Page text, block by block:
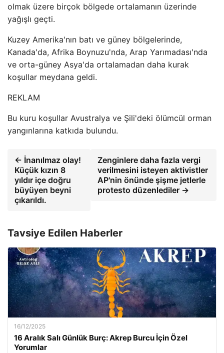
olmak üzere birçok bölgede ortalamanın üzerinde
yağışlı geçti.
Kuzey Amerika'nın batı ve güney bölgelerinde,
Kanada'da, Afrika Boynuzu'nda, Arap Yarımadası'nda
ve orta-güney Asya'da ortalamadan daha kurak
koşullar meydana geldi.
REKLAM
Bu kuru koşullar Avustralya ve Şili'deki ölümcül orman
yangınlarına katkıda bulundu.
← İnanılmaz olay!
Küçük kızın 8
yıldır içe doğru
büyüyen beyni
çıkarıldı.
Zenginlere daha fazla vergi
verilmesini isteyen aktivistler
AP'nin önünde şişme jetlerle
protesto düzenlediler →
Tavsiye Edilen Haberler
16/12/2025
16 Aralık Salı Günlük Burç: Akrep Burcu İçin Özel
Yorumlar